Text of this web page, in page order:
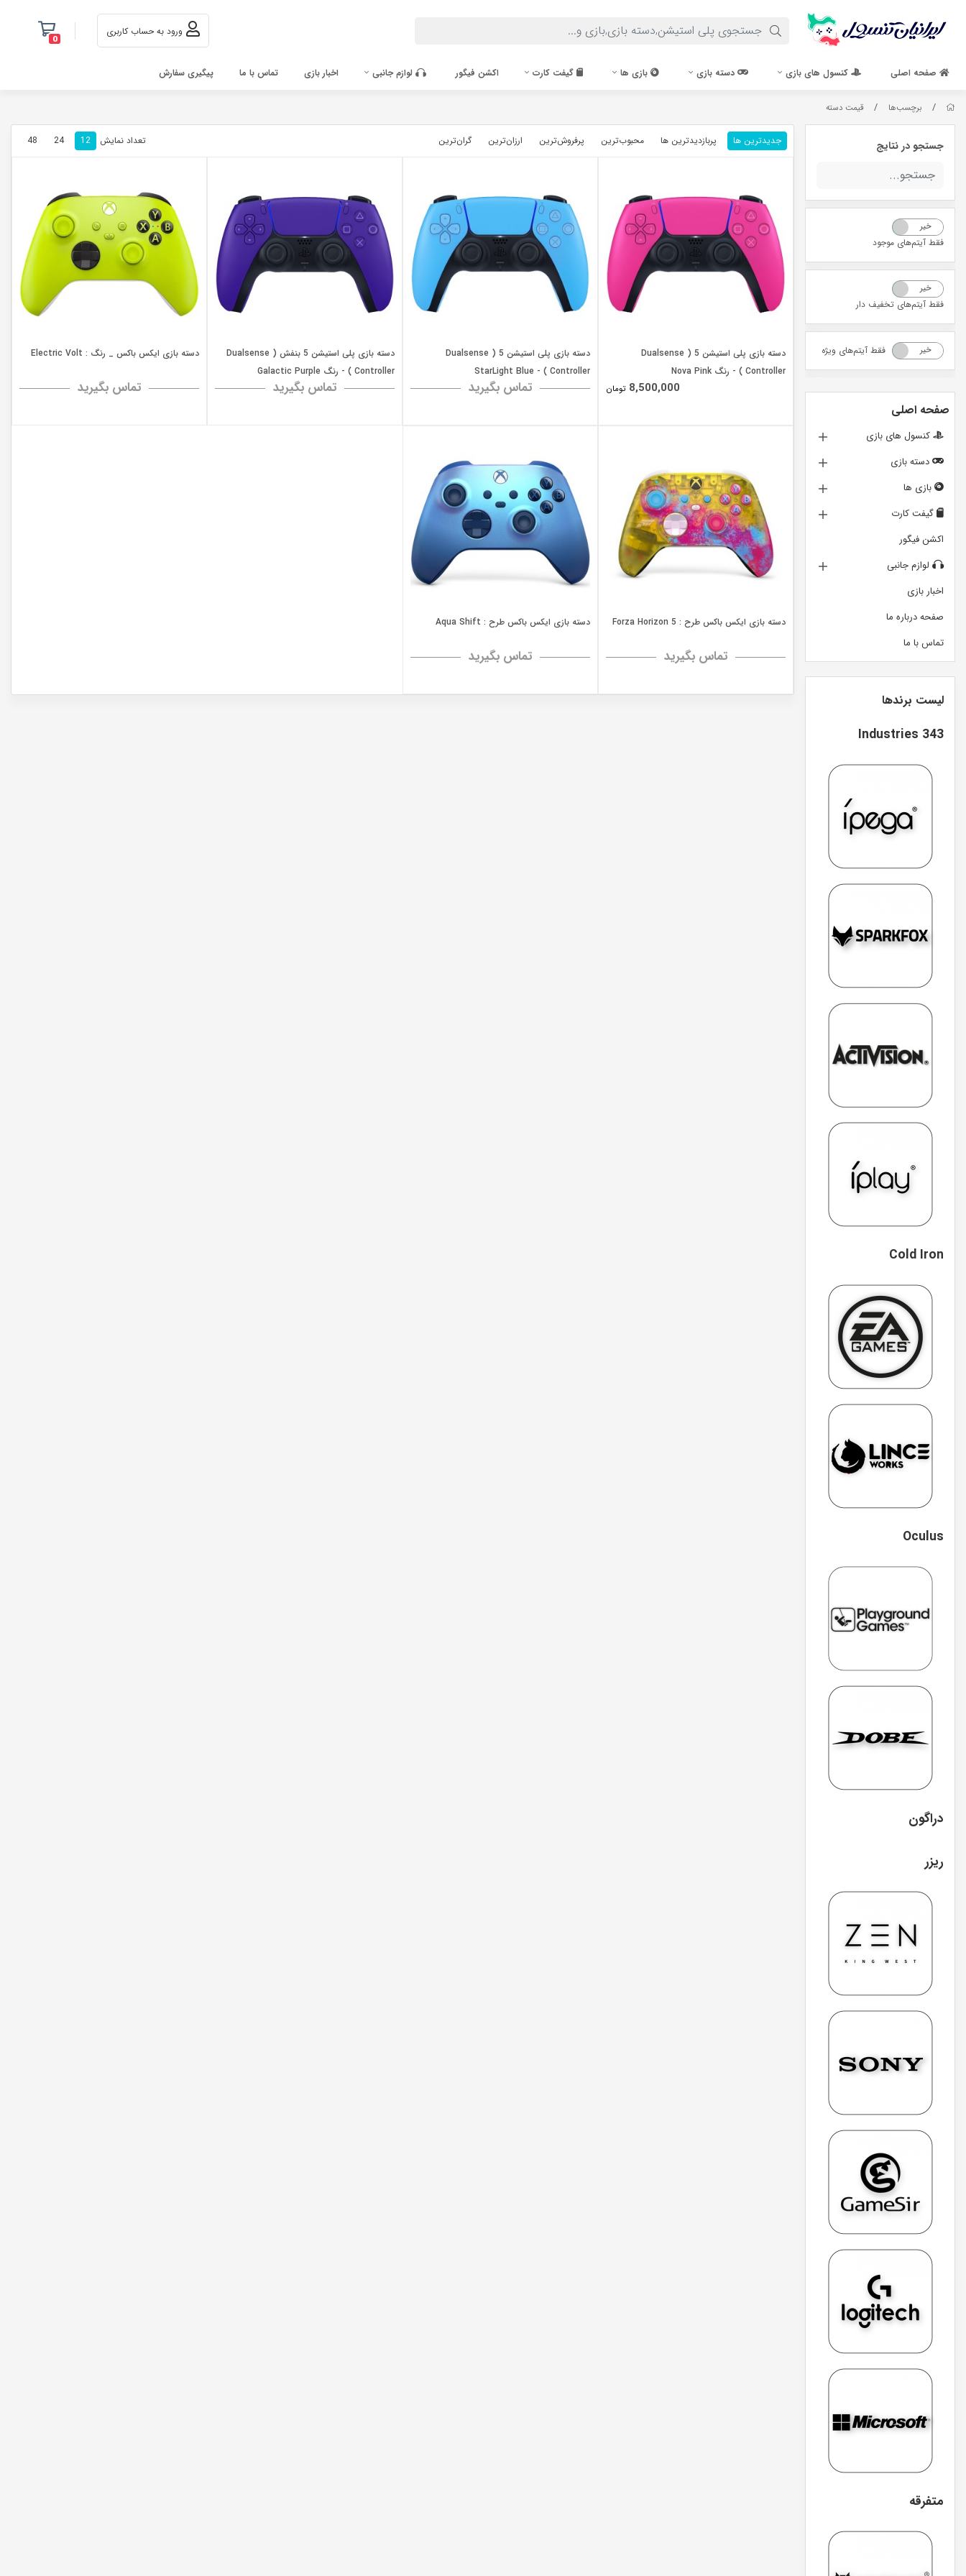
ورود به حساب کاربری
0
صفحه اصلی کنسول های بازی دسته بازی بازی ها گیفت کارت اکشن فیگور لوازم جانبی اخبار بازی تماس با ما پیگیری سفارش
/ برچسب‌ها / قیمت دسته
جستجو در نتایج
خیر
فقط آیتم‌های موجود
خیر
فقط آیتم‌های تخفیف دار
بله خیر فقط آیتم‌های ویژه
صفحه اصلی
کنسول های بازی
دسته بازی
بازی ها
گیفت کارت
اکشن فیگور
لوازم جانبی
اخبار بازی
صفحه درباره ما
تماس با ما
لیست برندها
343 Industries
Cold Iron
Oculus
دراگون
ریزر
متفرقه
جدیدترین ها پربازدیدترین ها محبوب‌‌ترین پرفروش‌ترین ارزان‌ترین گران‌ترین تعداد نمایش 12
24
48
دسته بازی پلی استیشن 5 ( Dualsense
Controller ) - رنگ Nova Pink
8,500,000 تومان
دسته بازی پلی استیشن 5 ( Dualsense
Controller ) - StarLight Blue
تماس بگیرید
دسته بازی پلی استیشن 5 بنفش ( Dualsense
Controller ) - رنگ Galactic Purple
تماس بگیرید
دسته بازی ایکس باکس _ رنگ : Electric Volt
تماس بگیرید
دسته بازی ایکس باکس طرح : Forza Horizon 5
تماس بگیرید
دسته بازی ایکس باکس طرح : Aqua Shift
تماس بگیرید